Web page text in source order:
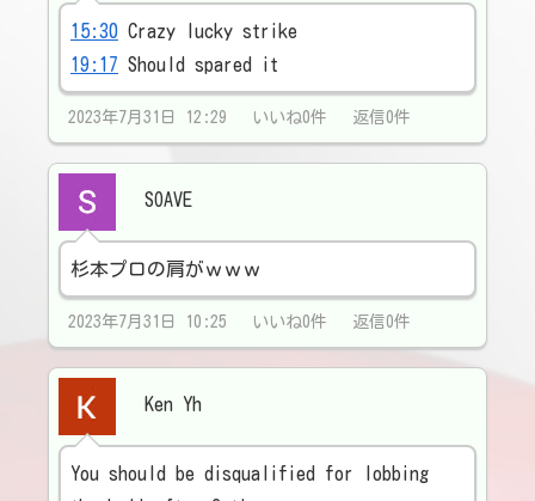
15:30 Crazy lucky strike
19:17 Should spared it
2023年7月31日 12:29 いいね0件 返信0件
SOAVE
杉本プロの肩がｗｗｗ
2023年7月31日 10:25 いいね0件 返信0件
Ken Yh
You should be disqualified for lobbing